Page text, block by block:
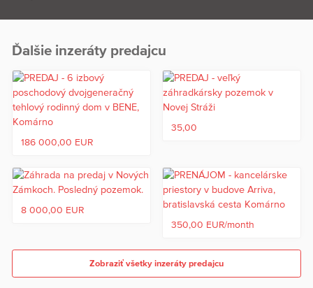
Ďalšie inzeráty predajcu
186 000,00 EUR
35,00
8 000,00 EUR
350,00 EUR/month
Zobraziť všetky inzeráty predajcu